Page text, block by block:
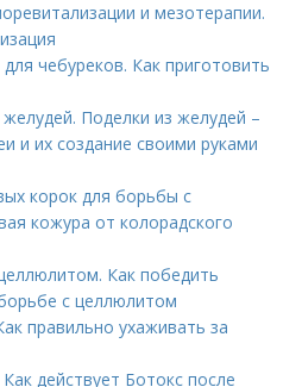
и мезотерапии.
чебуреков. Как приготовить
Поделки из желудей –
и их создание своими руками
корок для борьбы с
кожура от колорадского
Как победить
с целлюлитом
правильно ухаживать за
действует Ботокс после